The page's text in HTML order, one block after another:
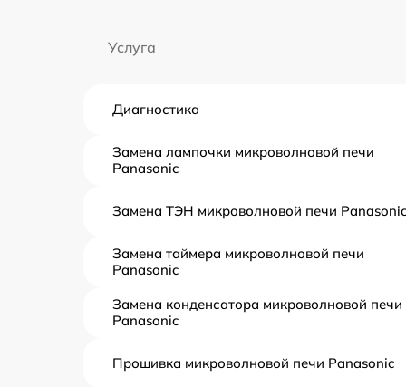
Услуга
Диагностика
Замена лампочки микроволновой печи
Panasonic
Замена ТЭН микроволновой печи Panasonic
Замена таймера микроволновой печи
Panasonic
Замена конденсатора микроволновой печи
Panasonic
Прошивка микроволновой печи Panasonic